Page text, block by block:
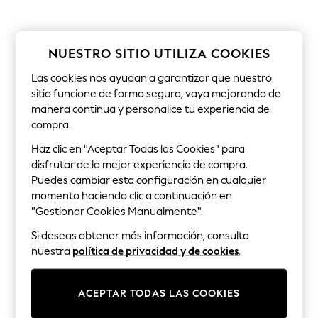
Trousers & Leggings
Bodysuits & Vests
Shirts & Blouses
Swimwear
Shorts & Skirts
Babygrows & Sleepsuits
Jumpsuits & Playsuits
All Holiday Shop
Tops
Dresses
Shorts
Skirts
Sandals & Sliders
Rash Vests
Sun Safe Swimwear
Sun Hats & Caps
Shop All Footwear
New In
NUESTRO SITIO UTILIZA COOKIES
Las cookies nos ayudan a garantizar que nuestro
sitio funcione de forma segura, vaya mejorando de
manera continua y personalice tu experiencia de
compra.
Haz clic en "Aceptar Todas las Cookies" para
disfrutar de la mejor experiencia de compra.
Puedes cambiar esta configuración en cualquier
momento haciendo clic a continuación en
"Gestionar Cookies Manualmente".
Si deseas obtener más información, consulta
nuestra política de privacidad y de cookies.
ACEPTAR TODAS LAS COOKIES